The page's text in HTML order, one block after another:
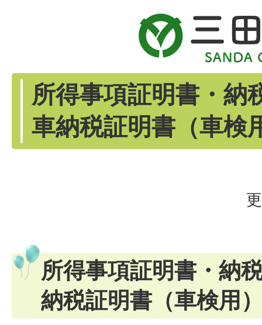
所得事項証明書・納
車納税証明書（車検
所得事項証明書・納
納税証明書（車検用